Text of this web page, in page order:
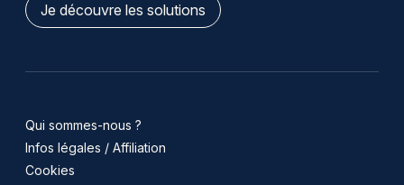
Je découvre les solutions
Qui sommes-nous ?
Infos légales / Affiliation
Cookies